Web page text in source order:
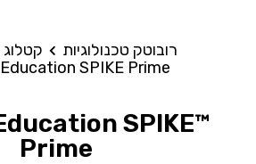
רובוטק טכנולוגיות
קטלוג
SPIKE Prime
SPIKE™
Prime